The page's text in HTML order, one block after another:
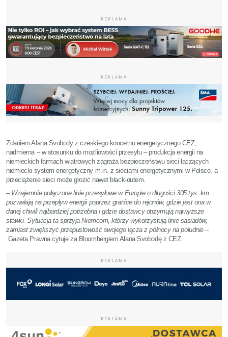
REKLAMA
REKLAMA
Zdaniem Alana Svobody z czeskiego koncernu energetycznego CEZ,
nadmierna – w stosunku do możliowości przesyłu – produkcja energii na
niemieckich farmach wiatrowych zagraża bezpieczeństwu sieci łączących
niemiecki system energetyczny m.in. z sieciami energetycznymi w Polsce, a
przeciążenie sieci może grozić nawet black-outem.
– Wzajemnie połączone linie przesyłowe w Europie o długości 305 tys. km
pozwalają na przepływ energii poprzez granice do rejonów, gdzie jest ona w
danej chwili najbardziej potrzebna i gdzie dostawcy otrzymują najwyższe
stawki. Sytuacja ta sprzyja Niemcom, którzy wykorzystują linie sąsiadów,
zamiast zwiększyć przepustowość swojego łącza z północy na południe –
Gazeta Prawna cytuje za Bloombergiem Alana Svobodę z CEZ.
REKLAMA
REKLAMA